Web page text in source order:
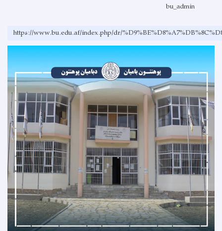
bu_admin
https://www.bu.edu.af/index.php/dr/